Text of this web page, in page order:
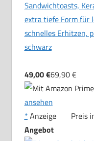
Sandwichtoasts,
extra tiefe Form für
schnelles Erhitzen,
schwarz
49,00 €69,90 €
ansehen
* Anzeige
Preis
Angebot